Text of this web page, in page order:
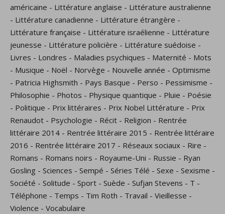
américaine - Littérature anglaise - Littérature australienne
- Littérature canadienne - Littérature étrangère -
Littérature française - Littérature israélienne - Littérature
jeunesse - Littérature policière - Littérature suédoise -
Livres - Londres - Maladies psychiques - Maternité - Mots
- Musique - Noël - Norvège - Nouvelle année - Optimisme
- Patricia Highsmith - Pays Basque - Perso - Pessimisme -
Philosophie - Photos - Physique quantique - Pluie - Poésie
- Politique - Prix littéraires - Prix Nobel Littérature - Prix
Renaudot - Psychologie - Récit - Religion - Rentrée
littéraire 2014 - Rentrée littéraire 2015 - Rentrée littéraire
2016 - Rentrée littéraire 2017 - Réseaux sociaux - Rire -
Romans - Romans noirs - Royaume-Uni - Russie - Ryan
Gosling - Sciences - Sempé - Séries Télé - Sexe - Sexisme -
Société - Solitude - Sport - Suède - Sufjan Stevens - T -
Téléphone - Temps - Tim Roth - Travail - Vieillesse -
Violence - Vocabulaire